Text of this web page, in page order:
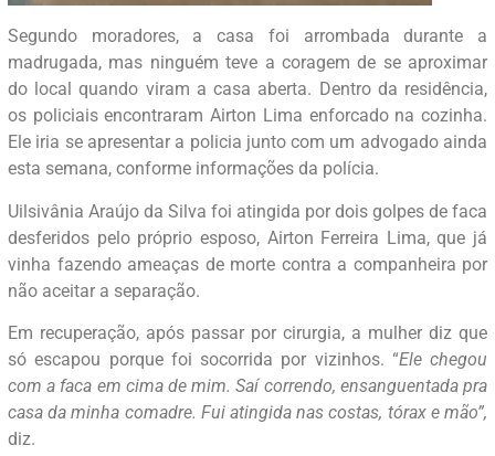
Segundo moradores, a casa foi arrombada durante a
madrugada, mas ninguém teve a coragem de se aproximar
do local quando viram a casa aberta. Dentro da residência,
os policiais encontraram Airton Lima enforcado na cozinha.
Ele iria se apresentar a policia junto com um advogado ainda
esta semana, conforme informações da polícia.
Uilsivânia Araújo da Silva foi atingida por dois golpes de faca
desferidos pelo próprio esposo, Airton Ferreira Lima, que já
vinha fazendo ameaças de morte contra a companheira por
não aceitar a separação.
Em recuperação, após passar por cirurgia, a mulher diz que
só escapou porque foi socorrida por vizinhos. “Ele chegou
com a faca em cima de mim. Saí correndo, ensanguentada pra
casa da minha comadre. Fui atingida nas costas, tórax e mão”,
diz.